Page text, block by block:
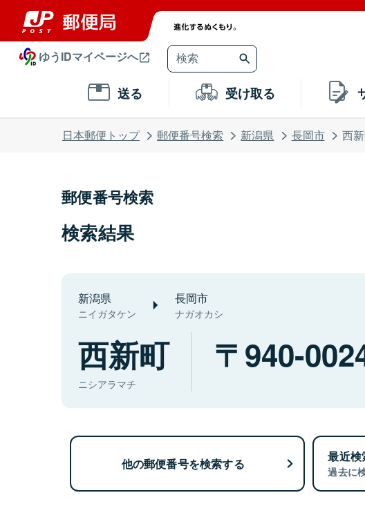
ゆうIDマイページへ
送る 受け取る
日本郵便トップ 郵便番号検索 新潟県 長岡市 西
郵便番号検索
検索結果
新潟県
ニイガタケン
長岡市
ナガオカシ
西新町
ニシアラマチ
940-
他の郵便番号を検索する 最近検
過去に